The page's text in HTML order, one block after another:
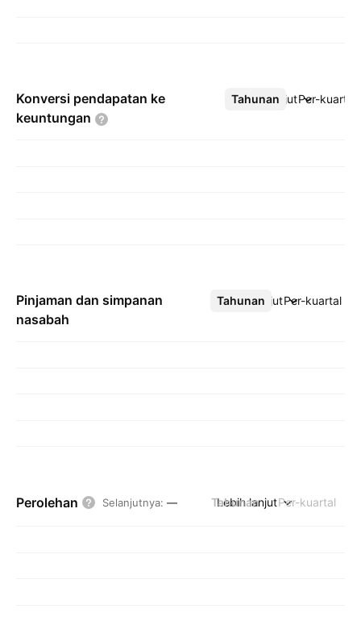
Konversi pendapatan ke
keuntungan
Tahunan Per-kuartal
Lebih lanjut
Pinjaman dan simpanan
nasabah
Tahunan Per-kuartal
Lebih lanjut
Perolehan Selanjutnya: — Tahunan Per-kuartal
Lebih lanjut